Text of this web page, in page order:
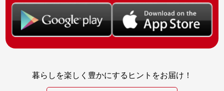
暮らしを楽しく豊かにするヒントをお届け！